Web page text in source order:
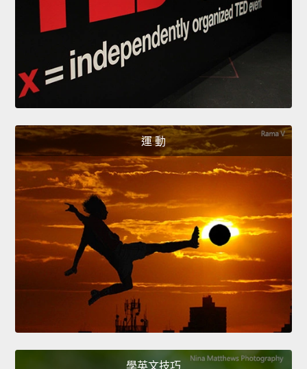
運 動
學英文技巧